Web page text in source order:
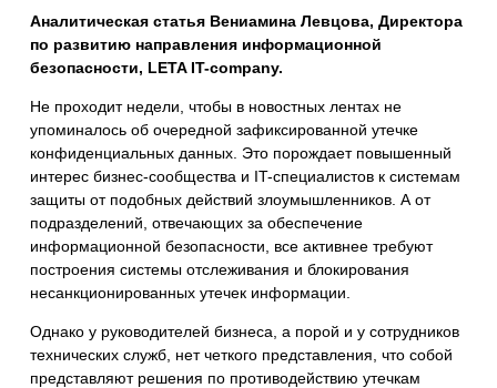
Аналитическая статья Вениамина Левцова, Директора
по развитию направления информационной
безопасности, LETA IT-company.
Не проходит недели, чтобы в новостных лентах не
упоминалось об очередной зафиксированной утечке
конфиденциальных данных. Это порождает повышенный
интерес бизнес-сообщества и IT-специалистов к системам
защиты от подобных действий злоумышленников. А от
подразделений, отвечающих за обеспечение
информационной безопасности, все активнее требуют
построения системы отслеживания и блокирования
несанкционированных утечек информации.
Однако у руководителей бизнеса, а порой и у сотрудников
технических служб, нет четкого представления, что собой
представляют решения по противодействию утечкам